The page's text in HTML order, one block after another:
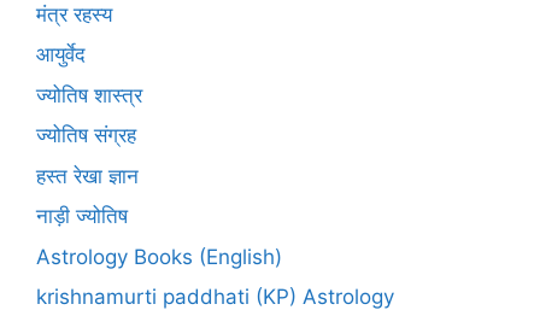
मंत्र रहस्य
आयुर्वेद
ज्योतिष शास्त्र
ज्योतिष संग्रह
हस्त रेखा ज्ञान
नाड़ी ज्योतिष
Astrology Books (English)
krishnamurti paddhati (KP) Astrology